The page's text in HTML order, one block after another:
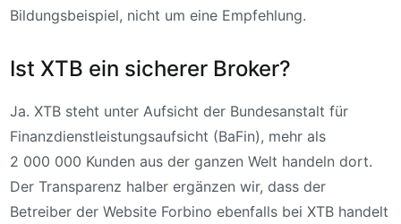
Bildungsbeispiel, nicht um eine Empfehlung.
Ist XTB ein sicherer Broker?
Ja. XTB steht unter Aufsicht der Bundesanstalt für
Finanzdienstleistungsaufsicht (BaFin), mehr als
2 000 000 Kunden aus der ganzen Welt handeln dort.
Der Transparenz halber ergänzen wir, dass der
Betreiber der Website Forbino ebenfalls bei XTB handelt